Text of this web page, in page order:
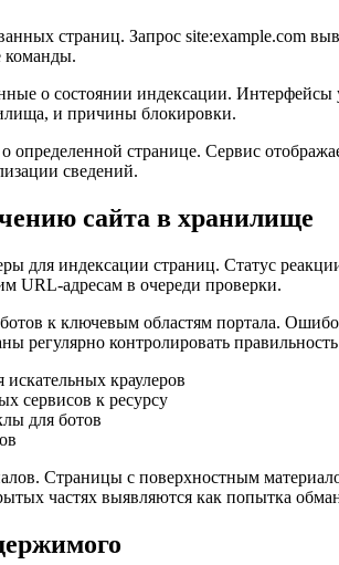
страниц. Запрос site:example.com
команды.
о состоянии индексации.
и причины блокировки.
определенной странице. Сервис
сведений.
сайта в хранилище
для индексации страниц. Статус
URL-адресам в очереди проверки.
к ключевым областям портала.
регулярно контролировать
краулеров
сервисов к ресурсу
для ботов
Страницы с поверхностным
частях выявляются как попытка